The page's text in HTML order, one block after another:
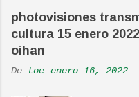
es
ha sido
de
ver una
photovisiones
cultura 15 enero
oihan
De toe enero 16, 2022